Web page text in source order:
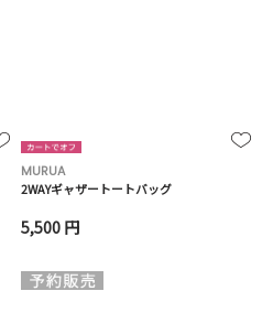
MURUA
2WAYギャザートートバッグ
5,500 円